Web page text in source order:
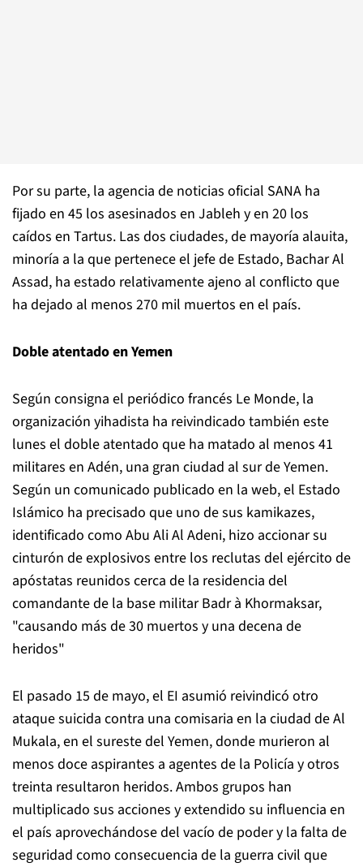
Por su parte, la agencia de noticias oficial SANA ha
fijado en 45 los asesinados en Jableh y en 20 los
caídos en Tartus. Las dos ciudades, de mayoría alauita,
minoría a la que pertenece el jefe de Estado, Bachar Al
Assad, ha estado relativamente ajeno al conflicto que
ha dejado al menos 270 mil muertos en el país.
Doble atentado en Yemen
Según consigna el periódico francés Le Monde, la
organización yihadista ha reivindicado también este
lunes el doble atentado que ha matado al menos 41
militares en Adén, una gran ciudad al sur de Yemen.
Según un comunicado publicado en la web, el Estado
Islámico ha precisado que uno de sus kamikazes,
identificado como Abu Ali Al Adeni, hizo accionar su
cinturón de explosivos entre los reclutas del ejército de
apóstatas reunidos cerca de la residencia del
comandante de la base militar Badr à Khormaksar,
"causando más de 30 muertos y una decena de
heridos"
El pasado 15 de mayo, el EI asumió reivindicó otro
ataque suicida contra una comisaria en la ciudad de Al
Mukala, en el sureste del Yemen, donde murieron al
menos doce aspirantes a agentes de la Policía y otros
treinta resultaron heridos. Ambos grupos han
multiplicado sus acciones y extendido su influencia en
el país aprovechándose del vacío de poder y la falta de
seguridad como consecuencia de la guerra civil que